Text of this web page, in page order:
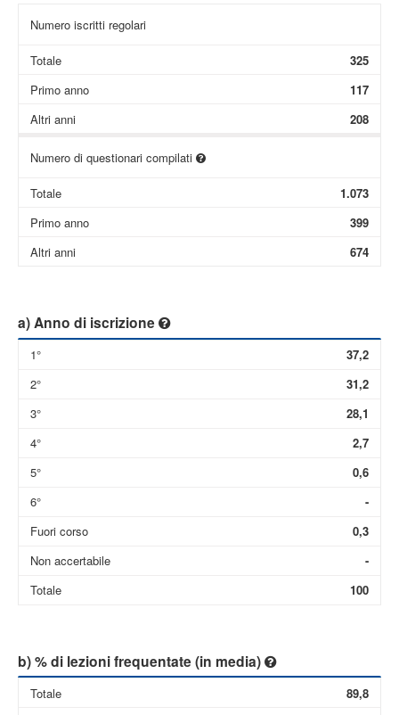
Numero iscritti regolari
Totale
325
Primo anno
117
Altri anni
208
Numero di questionari compilati
Totale
1.073
Primo anno
399
Altri anni
674
a) Anno di iscrizione
1°
2°
3°
4°
5°
6°
Fuori corso
Non accertabile
Totale
37,2
31,2
28,1
2,7
0,6
-
0,3
-
100
b) % di lezioni frequentate (in media)
Totale
89,8